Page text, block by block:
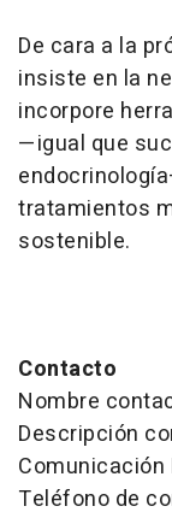
De cara a la
insiste en la
incorpore
—igual que
tratamientos
sostenible.
Contacto
Nombre
Descripción
Teléfono de